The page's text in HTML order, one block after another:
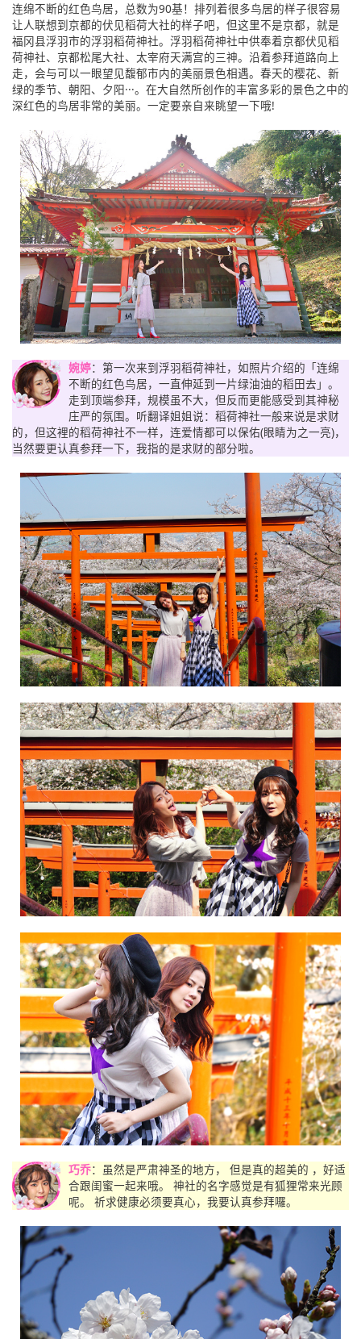
连绵不断的红色鸟居，总数为90基！排列着很多鸟居的样子很容易
让人联想到京都的伏见稻荷大社的样子吧，但这里不是京都，就是
福冈县浮羽市的浮羽稻荷神社。浮羽稻荷神社中供奉着京都伏见稻
荷神社、京都松尾大社、太宰府天满宫的三神。沿着参拜道路向上
走，会与可以一眼望见馥郁市内的美丽景色相遇。春天的樱花、新
绿的季节、朝阳、夕阳···。在大自然所创作的丰富多彩的景色之中的
深红色的鸟居非常的美丽。一定要亲自来眺望一下哦!
婉婷：第一次来到浮羽稻荷神社，如照片介绍的「连绵
不断的红色鸟居，一直伸延到一片绿油油的稻田去」。
走到顶端参拜，规模虽不大，但反而更能感受到其神秘
庄严的氛围。听翻译姐姐说：稻荷神社一般来说是求财
的，但这裡的稻荷神社不一样，连爱情都可以保佑(眼睛为之一亮)，
当然要更认真参拜一下，我指的是求财的部分啦。
巧乔：虽然是严肃神圣的地方， 但是真的超美的 ，好适
合跟闺蜜一起来哦。 神社的名字感觉是有狐狸常来光顾
呢。 祈求健康必须要真心，我要认真参拜囉。